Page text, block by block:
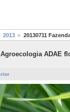
2013 20130711
Agroecologia ADAE